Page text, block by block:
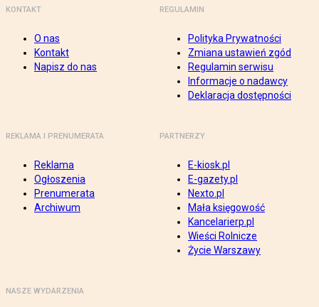
KONTAKT
O nas
Kontakt
Napisz do nas
REGULAMIN
Polityka Prywatności
Zmiana ustawień zgód
Regulamin serwisu
Informacje o nadawcy
Deklaracja dostępności
REKLAMA I PRENUMERATA
Reklama
Ogłoszenia
Prenumerata
Archiwum
PARTNERZY
E-kiosk.pl
E-gazety.pl
Nexto.pl
Mała księgowość
Kancelarierp.pl
Wieści Rolnicze
Życie Warszawy
NASZE WYDARZENIA